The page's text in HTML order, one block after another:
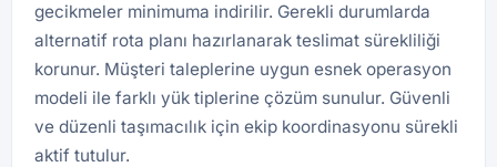
gecikmeler minimuma indirilir. Gerekli durumlarda
alternatif rota planı hazırlanarak teslimat sürekliliği
korunur. Müşteri taleplerine uygun esnek operasyon
modeli ile farklı yük tiplerine çözüm sunulur. Güvenli
ve düzenli taşımacılık için ekip koordinasyonu sürekli
aktif tutulur.